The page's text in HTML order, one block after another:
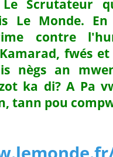
Scrutateur
Le Monde.
contre
fwés
nègs an
ka di? A Pa
tann pou